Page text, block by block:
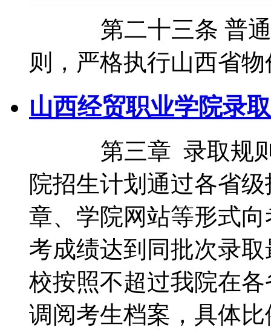
第二十三条 普通
则，严格执行山西省
山西经贸职业学院录
第三章 录取规则
院招生计划通过各省
章、学院网站等形式
考成绩达到同批次录
校按照不超过我院在
调阅考生档案，具体